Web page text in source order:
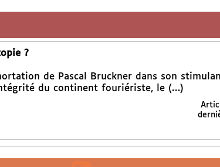
?
de Pascal Bruckner dans son
du continent fouriériste, le (…)